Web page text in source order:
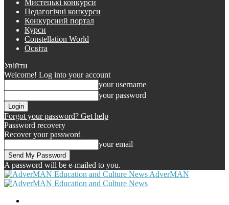
Мистецькі конкурси
Педагогічні конкурси
Конкурсний портал
Курси
Constellation World
Освіта
Увійти
Welcome! Log into your account
your username
your password
Forgot your password? Get help
Password recovery
Recover your password
your email
A password will be e-mailed to you.
AdverMAN